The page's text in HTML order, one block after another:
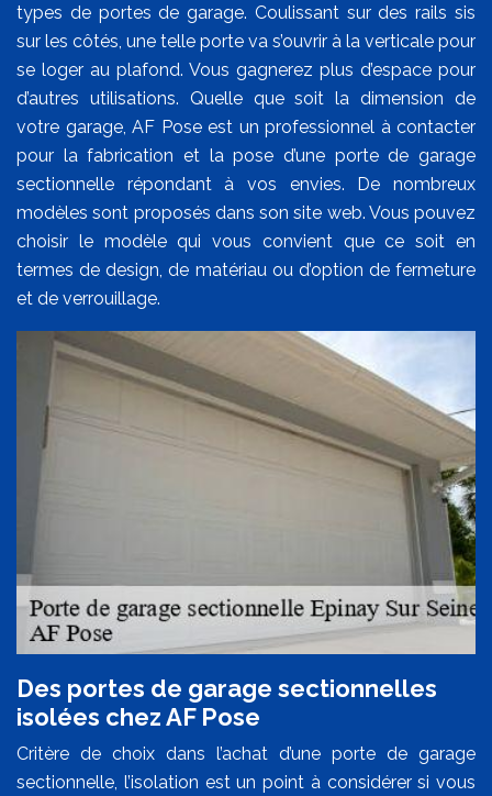
types de portes de garage. Coulissant sur des rails sis
sur les côtés, une telle porte va s’ouvrir à la verticale pour
se loger au plafond. Vous gagnerez plus d’espace pour
d’autres utilisations. Quelle que soit la dimension de
votre garage, AF Pose est un professionnel à contacter
pour la fabrication et la pose d’une porte de garage
sectionnelle répondant à vos envies. De nombreux
modèles sont proposés dans son site web. Vous pouvez
choisir le modèle qui vous convient que ce soit en
termes de design, de matériau ou d’option de fermeture
et de verrouillage.
Des portes de garage sectionnelles
isolées chez AF Pose
Critère de choix dans l’achat d’une porte de garage
sectionnelle, l’isolation est un point à considérer si vous